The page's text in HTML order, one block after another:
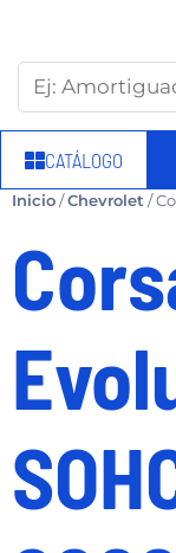
CATÁLOGO
Inicio/Chevrolet /